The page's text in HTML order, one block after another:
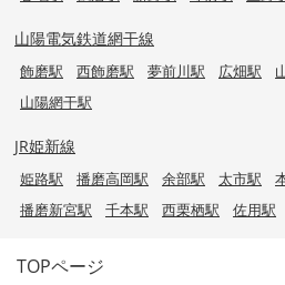
山陽電気鉄道網干線
飾磨駅 西飾磨駅 夢前川駅 広畑駅
山陽網干駅
JR姫新線
姫路駅 播磨高岡駅 余部駅 太市駅
播磨新宮駅
千本駅 西栗栖駅 佐用駅
TOPページ